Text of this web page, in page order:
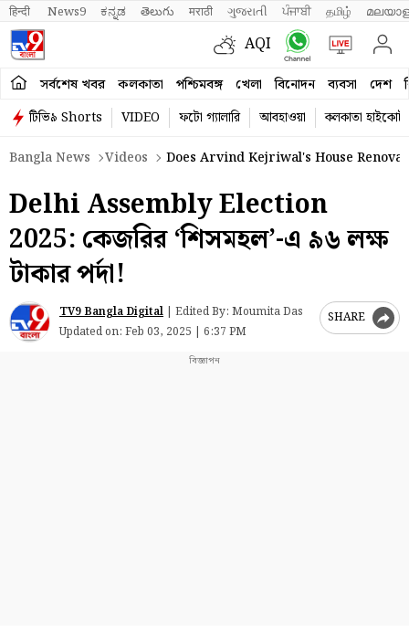
हिन्दी News9 ಕನ್ನಡ తెలుగు मराठी ગુજરાતી ਪੰਜਾਬੀ தமிழ்
AQI
সর্বশেষ খবর কলকাতা পশ্চিমবঙ্গ খেলা বিনোদন ব্যবসা দেশ
টিভি৯ Shorts VIDEO ফটো গ্যালারি আবহাওয়া
কলকাতা হাইকোর্ট
Bangla News
Videos Does Arvind Kejriwal's House
Delhi Assembly Election
2025: কেজরির ‘শিসমহল’-এ ৯৬ লক্ষ
টাকার পর্দা!
TV9 Bangla Digital | Edited By: Moumita Das
Updated on: Feb 03, 2025 | 6:37 PM
SHARE